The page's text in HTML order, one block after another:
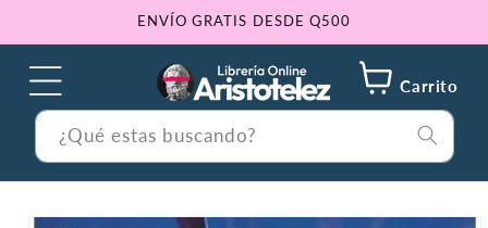
al contenido
ENVÍO GRATIS DESDE Q500
¿Qué estas buscando?
Carrito
directamente